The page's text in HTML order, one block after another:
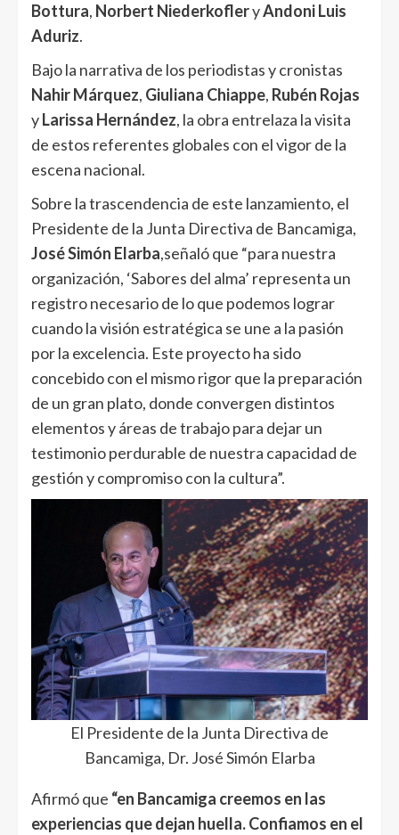
Bottura, Norbert NiederkofleryAndoni Luis
Aduriz.
Bajo la narrativa de los periodistas y cronistas
Nahir Márquez, Giuliana Chiappe, Rubén Rojas
yLarissa Hernández, la obra entrelaza la visita
de estos referentes globales con el vigor de la
escena nacional.
Sobre la trascendencia de este lanzamiento, el
Presidente de la Junta Directiva de Bancamiga,
José Simón Elarba,señaló que “para nuestra
organización, ‘Sabores del alma’ representa un
registro necesario de lo que podemos lograr
cuando la visión estratégica se une a la pasión
por la excelencia. Este proyecto ha sido
concebido con el mismo rigor que la preparación
de un gran plato, donde convergen distintos
elementos y áreas de trabajo para dejar un
testimonio perdurable de nuestra capacidad de
gestión y compromiso con la cultura”.
El Presidente de la Junta Directiva de
Bancamiga, Dr. José Simón Elarba
Afirmó que “en Bancamiga creemos en las
experiencias que dejan huella. Confiamos en el